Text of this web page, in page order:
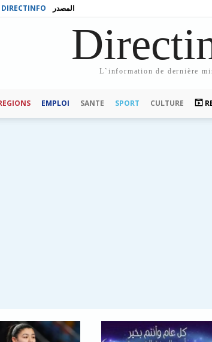
DIRECTINFO المصدر
L`information de dernière
EMPLOI SANTE SPORT CULTURE